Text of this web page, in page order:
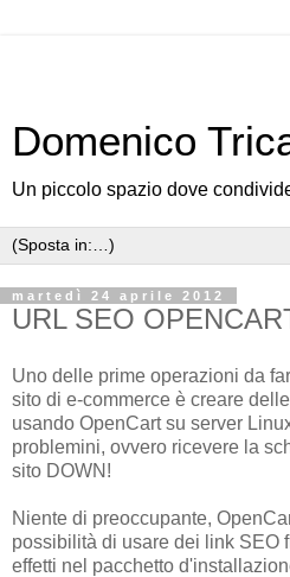
Domenico
Un piccolo spazio dove
martedì 24 aprile 2012
URL SEO
Uno delle prime operazioni da
sito di e-commerce è creare
usando OpenCart su server
problemini, ovvero ricevere la
sito DOWN!
Niente di preoccupante,
possibilità di usare dei link SEO
effetti nel pacchetto